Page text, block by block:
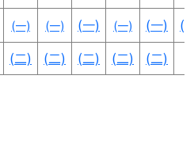
(一) (一) (一) (一) (一) (
(二) (二) (二) (二) (二)